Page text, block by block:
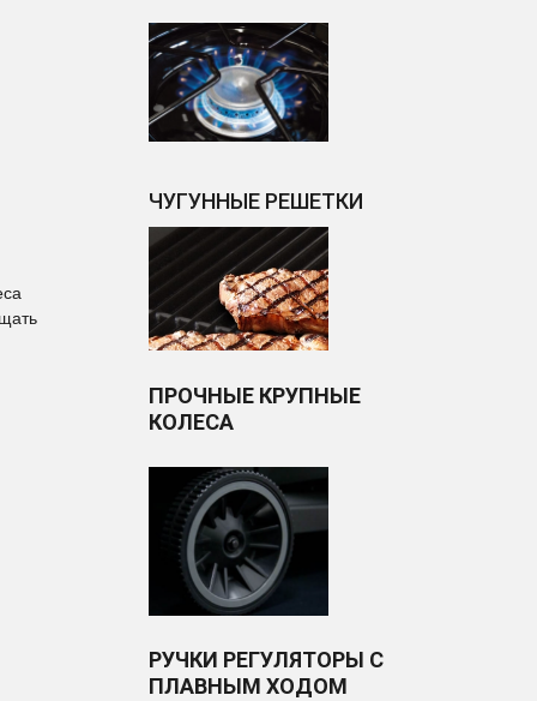
РУЧКИ РЕГУЛЯТОРЫ С
ПЛАВНЫМ ХОДОМ
ПРОЧНЫЕ КРУПНЫЕ
КОЛЕСА
ЧУГУННЫЕ РЕШЕТКИ